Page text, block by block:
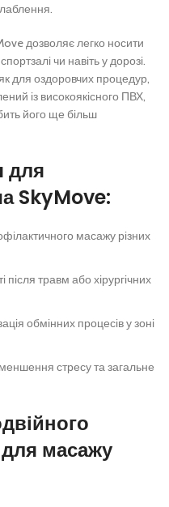
дозволяє легко носити
чи навіть у дорозі.
для оздоровчих процедур,
із високоякісного ПВХ,
його ще більш
для
SkyMove:
масажу різних
після травм або хірургічних
обмінних процесів у зоні
стресу та загальне
масажу